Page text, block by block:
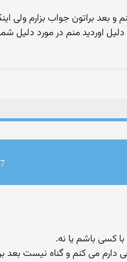
بعد براتون جواب بزارم ولی
منم در مورد دلیل شما
کسی باشم یا نه.
دارم می کنم و گناه نیست